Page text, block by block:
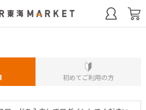
初めてご利用の方